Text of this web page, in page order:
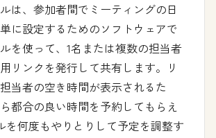
は、参加者間でミーティングの日
に設定するためのソフトウェアで
を使って、1名または複数の担当者
リンクを発行して共有します。リ
当者の空き時間が表示されるた
都合の良い時間を予約してもらえ
を何度もやりとりして予定を調整す